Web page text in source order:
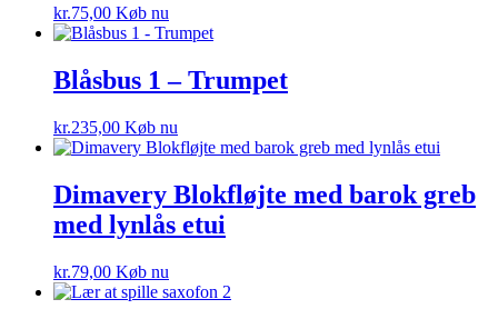
kr.75,00 Køb nu
Blåsbus 1 – Trumpet
kr.235,00 Køb nu
Dimavery Blokfløjte med barok greb
med lynlås etui
kr.79,00 Køb nu